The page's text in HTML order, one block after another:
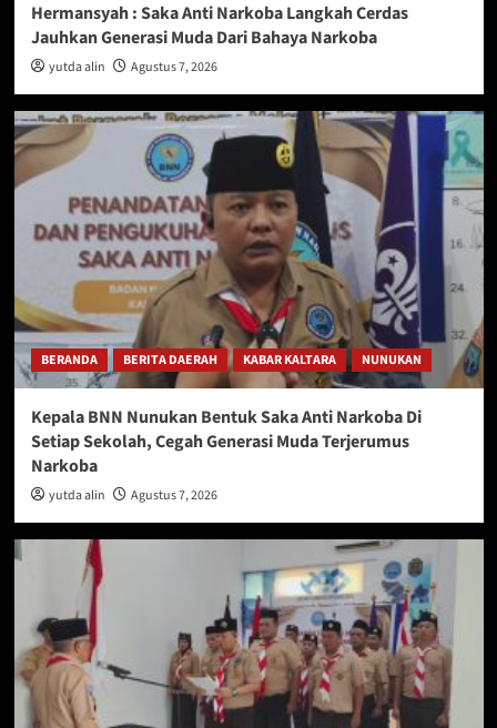
Hermansyah : Saka Anti Narkoba Langkah Cerdas
Jauhkan Generasi Muda Dari Bahaya Narkoba
yutda alin Agustus 7, 2026
BERANDA BERITA DAERAH KABAR KALTARA NUNUKAN
Kepala BNN Nunukan Bentuk Saka Anti Narkoba Di
Setiap Sekolah, Cegah Generasi Muda Terjerumus
Narkoba
yutda alin Agustus 7, 2026